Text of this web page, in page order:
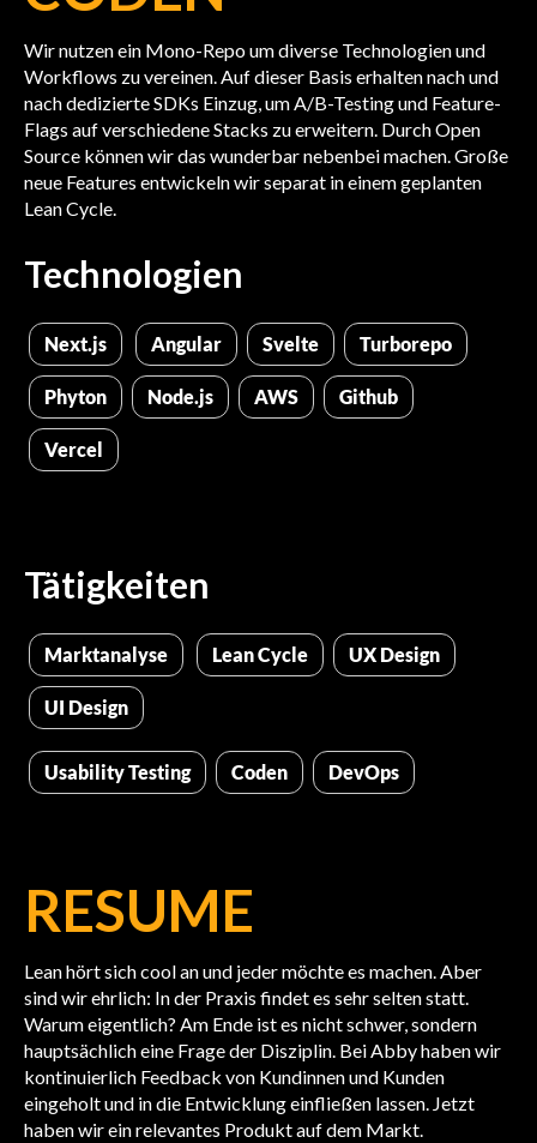
Wir nutzen ein Mono-Repo um diverse Technologien und
Workflows zu vereinen. Auf dieser Basis erhalten nach und
nach dedizierte SDKs Einzug, um A/B-Testing und Feature-
Flags auf verschiedene Stacks zu erweitern. Durch Open
Source können wir das wunderbar nebenbei machen. Große
neue Features entwickeln wir separat in einem geplanten
Lean Cycle.
Technologien
Next.js Angular Svelte Turborepo
Phyton Node.js AWS Github
Vercel
Tätigkeiten
Marktanalyse Lean Cycle UX Design
UI Design
Usability Testing Coden DevOps
RESUME
Lean hört sich cool an und jeder möchte es machen. Aber
sind wir ehrlich: In der Praxis findet es sehr selten statt.
Warum eigentlich? Am Ende ist es nicht schwer, sondern
hauptsächlich eine Frage der Disziplin. Bei Abby haben wir
kontinuierlich Feedback von Kundinnen und Kunden
eingeholt und in die Entwicklung einfließen lassen. Jetzt
haben wir ein relevantes Produkt auf dem Markt.